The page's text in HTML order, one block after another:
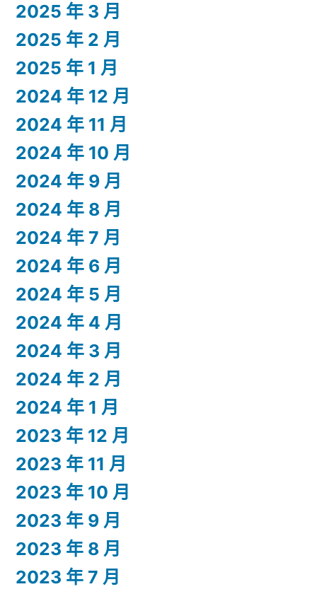
2025 年 3 月
2025 年 2 月
2025 年 1 月
2024 年 12 月
2024 年 11 月
2024 年 10 月
2024 年 9 月
2024 年 8 月
2024 年 7 月
2024 年 6 月
2024 年 5 月
2024 年 4 月
2024 年 3 月
2024 年 2 月
2024 年 1 月
2023 年 12 月
2023 年 11 月
2023 年 10 月
2023 年 9 月
2023 年 8 月
2023 年 7 月